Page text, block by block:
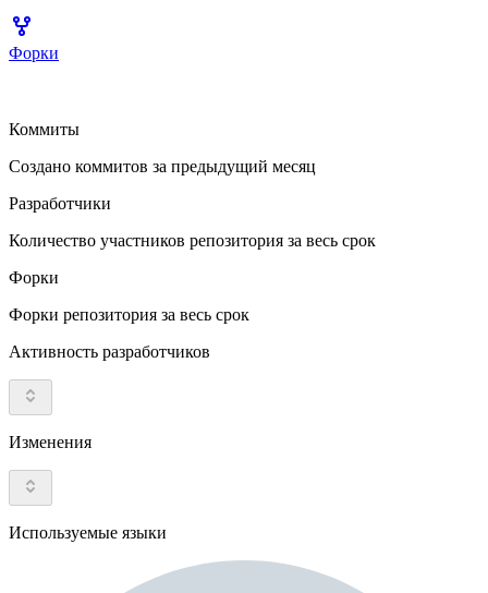
Форки
Коммиты
Создано коммитов за предыдущий месяц
Разработчики
Количество участников репозитория за весь срок
Форки
Форки репозитория за весь срок
Активность разработчиков
Изменения
Используемые языки